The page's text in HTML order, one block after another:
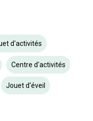
d'activités
Centre d'activités
Jouet d'éveil